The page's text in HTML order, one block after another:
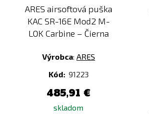
ARES airsoftová puška
KAC SR-16E Mod2 M-
LOK Carbine – Čierna
Výrobca: ARES
Kód: 91223
485,91 €
skladom